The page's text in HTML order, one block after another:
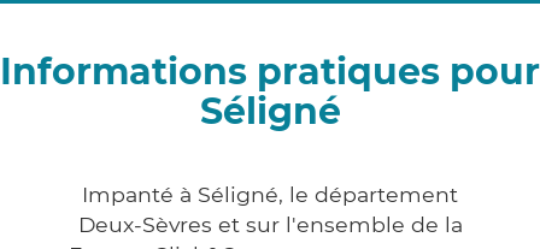
Informations pratiques pour
Séligné
Impanté à Séligné, le département
Deux-Sèvres et sur l'ensemble de la